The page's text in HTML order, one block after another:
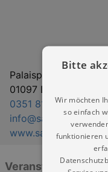
Palaisplatz 3
01097 Dresden
0351 810763 00
info@sadk.de
www.sadk.de
Veranstaltungen:
Bitte
Wir möchten
so einfach
funktionieren